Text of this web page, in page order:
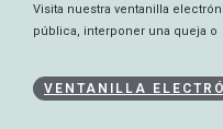
Visita nuestra ventanilla
pública, interponer una queja
VENTANILLA